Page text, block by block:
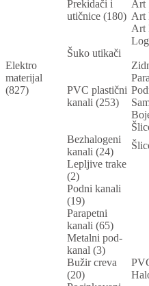
Elektro
materijal
(827)
Prekidači i
utičnice (180)
Art
Art
Art
Šuko utikači
PVC plastični
kanali (253)
Bezhalogeni
kanali (24)
Lepljive trake
(2)
Podni kanali
(19)
Parapetni
kanali (65)
Metalni pod-
kanal (3)
Bužir creva
(20)